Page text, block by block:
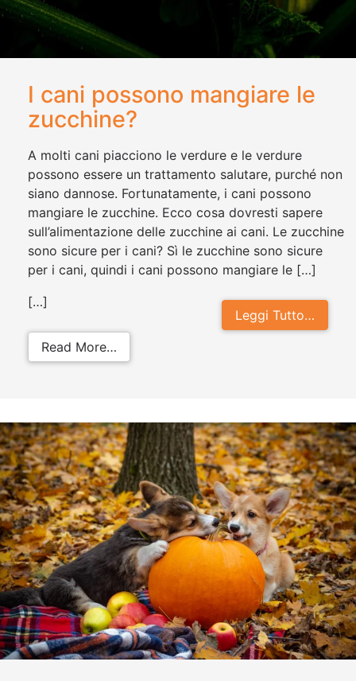
I cani possono mangiare le
zucchine?
A molti cani piacciono le verdure e le verdure
possono essere un trattamento salutare, purché non
siano dannose. Fortunatamente, i cani possono
mangiare le zucchine. Ecco cosa dovresti sapere
sull’alimentazione delle zucchine ai cani. Le zucchine
sono sicure per i cani? Sì le zucchine sono sicure
per i cani, quindi i cani possono mangiare le […]
Leggi Tutto…
[…]
Read More…